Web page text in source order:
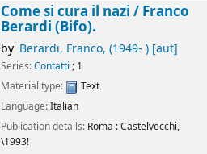
Come si cura il nazi / Franco
Berardi (Bifo).
by Berardi, Franco, (1949- )[aut]
Series:Contatti ; 1
Material type:
Text
Language:Italian
Publication details: Roma :Castelvecchi,
\1993!